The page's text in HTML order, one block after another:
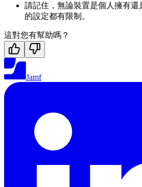
請記住，無論裝置是個人擁有還
的設定都有限制。
這對您有幫助嗎？
Jamf